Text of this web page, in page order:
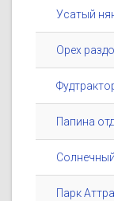
Усатый
Орех
Папина
Парк